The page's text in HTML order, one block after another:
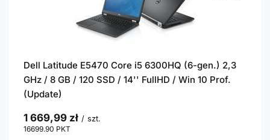
Dell Latitude E5470 Core i5 6300HQ (6-gen.) 2,3
GHz / 8 GB / 120 SSD / 14'' FullHD / Win 10 Prof.
(Update)
1 669,99 zł / szt.
16699.90 PKT